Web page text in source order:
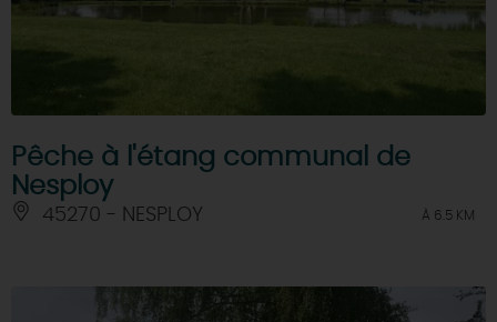
Pêche à l'étang communal de
Nesploy
45270 - NESPLOY À 6.5 KM